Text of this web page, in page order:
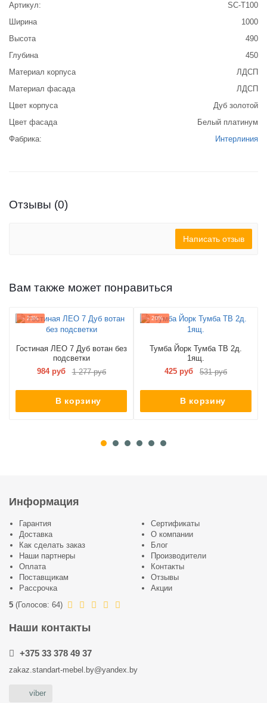
Артикул:
SC-Т100
Ширина
1000
Высота
490
Глубина
450
Материал корпуса
ЛДСП
Материал фасада
ЛДСП
Цвет корпуса
Дуб золотой
Цвет фасада
Белый платинум
Фабрика:
Интерлиния
Отзывы (0)
Написать отзыв
Вам также может понравиться
- 23%
Гостиная ЛЕО 7 Дуб вотан без
подсветки
984 руб
1 277 руб
В корзину
- 20%
Тумба Йорк Тумба ТВ 2д.
1ящ.
425 руб
531 руб
В корзину
Информация
Гарантия
Доставка
Как сделать заказ
Наши партнеры
Оплата
Поставщикам
Рассрочка
Сертификаты
О компании
Блог
Производители
Контакты
Отзывы
Акции
5 (Голосов: 64)
Наши контакты
+375 33 378 49 37
zakaz.standart-mebel.by@yandex.by
viber